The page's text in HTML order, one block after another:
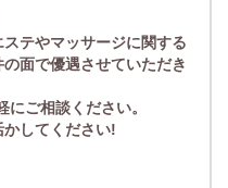
テやマッサージに関する
面で優遇させていただき
ご相談ください。
してください!